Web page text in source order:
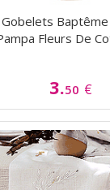
Gobelets
Fleurs De
3.50 €